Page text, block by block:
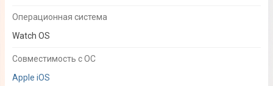
Операционная система
Watch OS
Совместимость с ОС
Apple iOS